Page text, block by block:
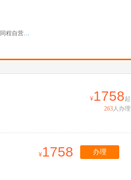
程自营
1758起
263人办理
1758 办理